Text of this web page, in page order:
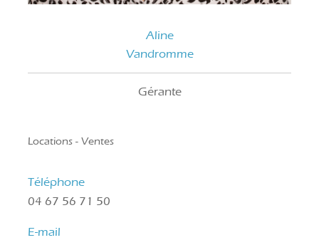
Aline
Vandromme
Gérante
Locations - Ventes
Téléphone
04 67 56 71 50
E-mail